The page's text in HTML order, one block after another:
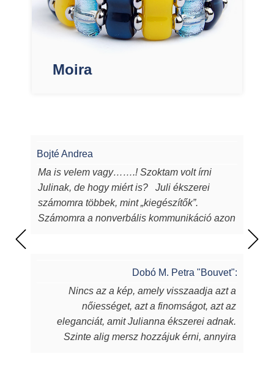
Moira
Bojté Andrea
Ma is velem vagy…….! Szoktam volt írni
Julinak, de hogy miért is? Juli ékszerei
számomra többek, mint „kiegészítők”.
Számomra a nonverbális kommunikáció azon
egyediek, csodaszépek, igényesek,
sugározzák az alkotójuk által belevitt
energiát, szeretetet, amit készítőjük alkotás
során beletett. Szeretem a kincseit, viselem
nap mint nap, melyek során magabiztosabb,
Dobó M. Petra "Bouvet":
Nincs az a kép, amely visszaadja azt a
nőiességet, azt a finomságot, azt az
eleganciát, amit Julianna ékszerei adnak.
Szinte alig mersz hozzájuk érni, annyira